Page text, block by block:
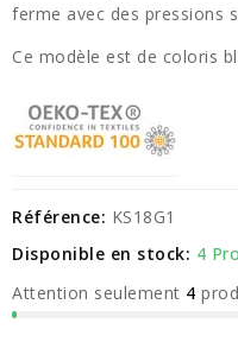
ferme avec des pressions
Ce modèle est de coloris
Référence: KS18G1
Disponible en stock: 4
Attention seulement 4